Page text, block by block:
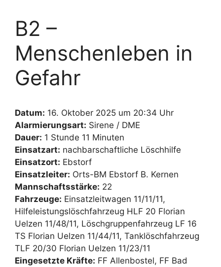
B2 –
Menschenleben in
Gefahr
Datum: 16. Oktober 2025 um 20:34 Uhr
Alarmierungsart: Sirene / DME
Dauer: 1 Stunde 11 Minuten
Einsatzart: nachbarschaftliche Löschhilfe
Einsatzort: Ebstorf
Einsatzleiter: Orts-BM Ebstorf B. Kernen
Mannschaftsstärke: 22
Fahrzeuge: Einsatzleitwagen 11/11/11,
Hilfeleistungslöschfahrzeug HLF 20 Florian
Uelzen 11/48/11, Löschgruppenfahrzeug LF 16
TS Florian Uelzen 11/44/11, Tanklöschfahrzeug
TLF 20/30 Florian Uelzen 11/23/11
Eingesetzte Kräfte: FF Allenbostel, FF Bad